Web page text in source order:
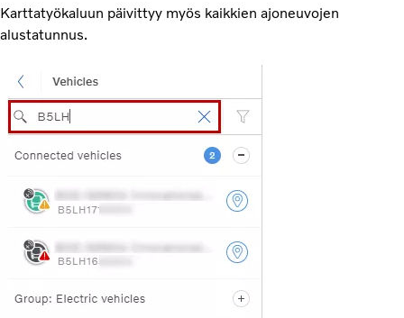
Karttatyökaluun päivittyy myös kaikkien ajoneuvojen
alustatunnus.